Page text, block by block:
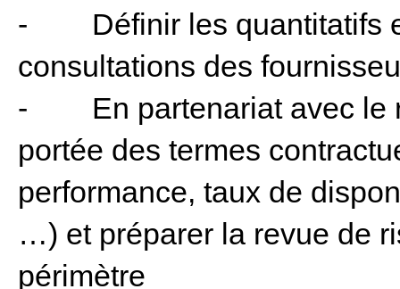
- Définir les quantitatifs
consultations des
- En partenariat avec le
portée des termes
performance, taux de
…) et préparer la revue de
périmètre